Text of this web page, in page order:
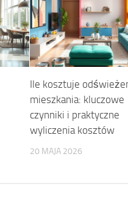
Ile kosztuje
mieszkania: kluczowe
czynniki i praktyczne
wyliczenia kosztów
20 MAJA 2026